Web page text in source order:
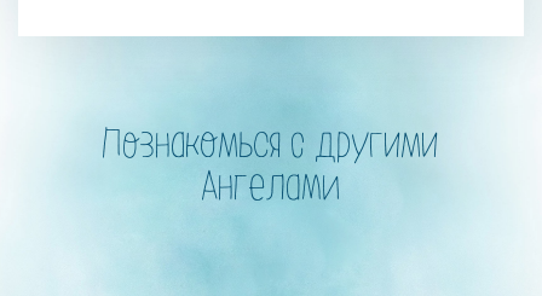
Познакомься с другими
Ангелами